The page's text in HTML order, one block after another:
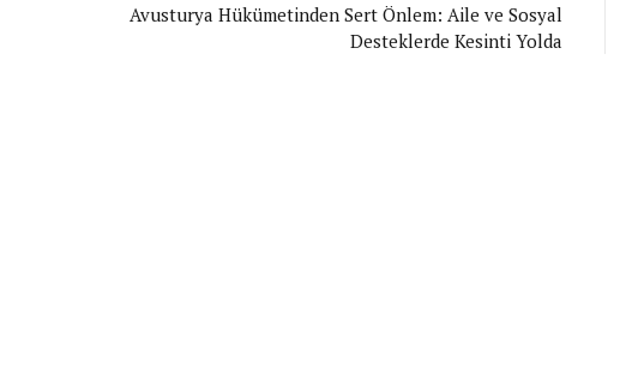
Avusturya Hükümetinden Sert Önlem: Aile ve Sosyal
Desteklerde Kesinti Yolda